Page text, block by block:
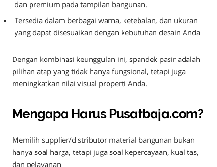
dan premium pada tampilan bangunan.
Tersedia dalam berbagai warna, ketebalan, dan ukuran
yang dapat disesuaikan dengan kebutuhan desain Anda.
Dengan kombinasi keunggulan ini, spandek pasir adalah
pilihan atap yang tidak hanya fungsional, tetapi juga
meningkatkan nilai visual properti Anda.
Mengapa Harus Pusatbaja.com?
Memilih supplier/distributor material bangunan bukan
hanya soal harga, tetapi juga soal kepercayaan, kualitas,
dan pelayanan.